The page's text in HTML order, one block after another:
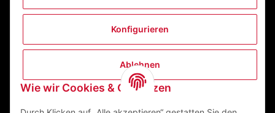
Konfigurieren
Ablehnen
Wie wir Cookies & Co nutzen
Informationen
ZEGO Textilveredelungszentrum GmbH